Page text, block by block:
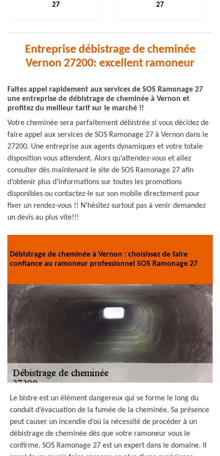
27
27
Entreprise débistrage de cheminée
Vernon 27200: excellent ramoneur
Faites appel rapidement aux services de SOS Ramonage 27
une entreprise de débistrage de cheminée à Vernon et
profitez du meilleur tarif sur le marché !!
Votre cheminée sera parfaitement débistrée si vous décidez de
faire appel aux services de SOS Ramonage 27 à Vernon dans le
27200. Une entreprise aux agents dynamiques et votre totale
disposition vous attendent. Alors qu’attendez-vous et allez
consulter dès maintenant le site de SOS Ramonage 27 afin
d’obtenir plus d’informations sur toutes les promotions
disponibles ou contactez-le sur son mobile directement pour
fixer un rendez-vous !! N’hésitez surtout pas à venir demandez
un devis au plus vite!!!
Débistrage de cheminée à Vernon : choisissez de faire
confiance au ramoneur professionnel SOS Ramonage 27
Le bistre est un élément dangereux qui se forme le long du
conduit d’évacuation de la fumée de la cheminée. Sa présence
peut causer un incendie d’où la nécessité de procéder à un
débistrage de cheminée dès que votre ramoneur vous le
confirme. SOS Ramonage 27 est un expert dans le domaine. Il